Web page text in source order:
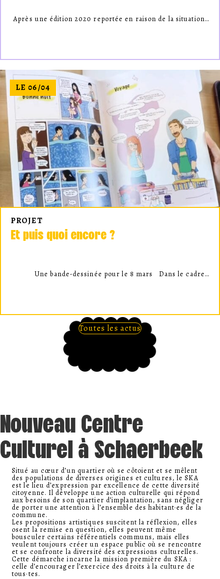
Après une édition 2020 reportée en raison de la situation…
LE 06/04
PROJET
Et puis quoi encore ?
Une bande-dessinée pour le 8 mars Dans le cadre…
Toutes les actus
Nouveau Centre
Culturel à Schaerbeek
Situé au cœur d’un quartier où se côtoient et se mêlent
des populations de diverses origines et cultures, le SKA
est le lieu d’expression par excellence de cette diversité
citoyenne. Il développe une action culturelle qui répond
aux besoins de son quartier d’implantation, sans négliger
de porter une attention à l’ensemble des habitant·es de la
commune.
Les propositions artistiques suscitent la réflexion, elles
osent la remise en question, elles peuvent même
bousculer certains référentiels communs, mais elles
veulent toujours créer un espace public où se rencontre
et se confronte la diversité des expressions culturelles.
Cette démarche incarne la mission première du SKA :
celle d’encourager l’exercice des droits à la culture de
tous·tes.